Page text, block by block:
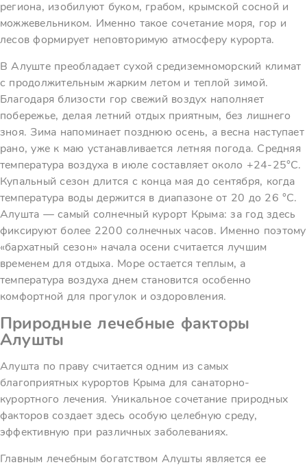
региона, изобилуют буком, грабом, крымской сосной и
можжевельником. Именно такое сочетание моря, гор и
лесов формирует неповторимую атмосферу курорта.
В Алуште преобладает сухой средиземноморский климат
с продолжительным жарким летом и теплой зимой.
Благодаря близости гор свежий воздух наполняет
побережье, делая летний отдых приятным, без лишнего
зноя. Зима напоминает позднюю осень, а весна наступает
рано, уже к маю устанавливается летняя погода. Средняя
температура воздуха в июле составляет около +24-25°С.
Купальный сезон длится с конца мая до сентября, когда
температура воды держится в диапазоне от 20 до 26 °С.
Алушта — самый солнечный курорт Крыма: за год здесь
фиксируют более 2200 солнечных часов. Именно поэтому
«бархатный сезон» начала осени считается лучшим
временем для отдыха. Море остается теплым, а
температура воздуха днем становится особенно
комфортной для прогулок и оздоровления.
Природные лечебные факторы
Алушты
Алушта по праву считается одним из самых
благоприятных курортов Крыма для санаторно-
курортного лечения. Уникальное сочетание природных
факторов создает здесь особую целебную среду,
эффективную при различных заболеваниях.
Главным лечебным богатством Алушты является ее